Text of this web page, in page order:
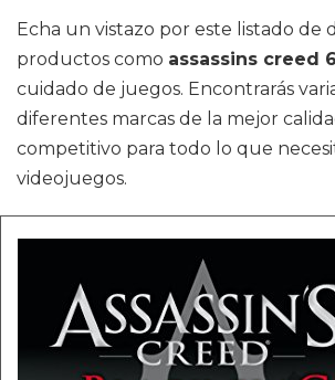
Echa un vistazo por este listado de
productos como assassins creed 6
cuidado de juegos. Encontrarás
diferentes marcas de la mejor
competitivo para todo lo que
videojuegos.